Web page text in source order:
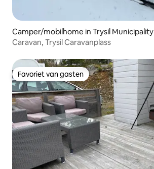
Camper/mobilhome in Trysil Municipality
Caravan, Trysil Caravanplass
Favoriet van gasten
Favoriet van gasten